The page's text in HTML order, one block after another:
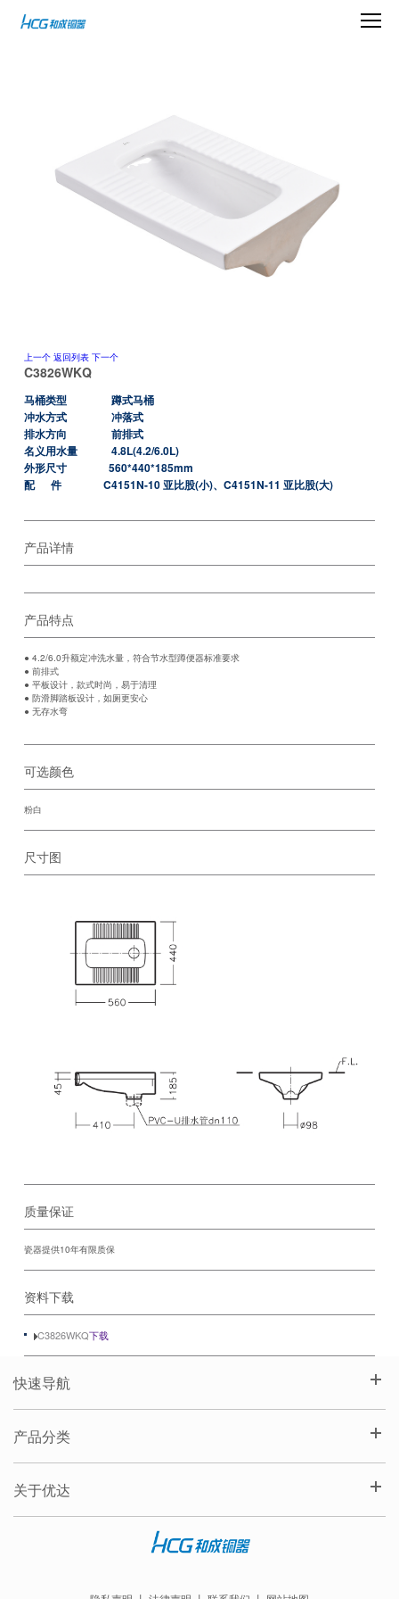
上一个 返回列表 下一个
C3826WKQ
马桶类型
蹲式马桶
冲水方式
冲落式
排水方向
前排式
名义用水量
4.8L(4.2/6.0L)
外形尺寸
560*440*185mm
配 件
C4151N-10 亚比股(小)、C4151N-11 亚比股(大)
产品详情
产品特点
● 4.2/6.0升额定冲洗水量，符合节水型蹲便器标准要求
● 前排式
● 平板设计，款式时尚，易于清理
● 防滑脚踏板设计，如厕更安心
● 无存水弯
可选颜色
粉白
尺寸图
质量保证
瓷器提供10年有限质保
资料下载
C3826WKQ下载
快速导航
产品分类
关于优达